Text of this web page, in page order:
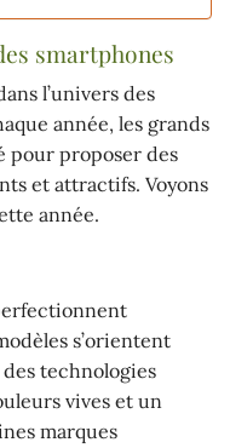
smartphones
l’univers des
année, les grands
pour proposer des
et attractifs. Voyons
année.
s’orientent
technologies
vives et un
marques